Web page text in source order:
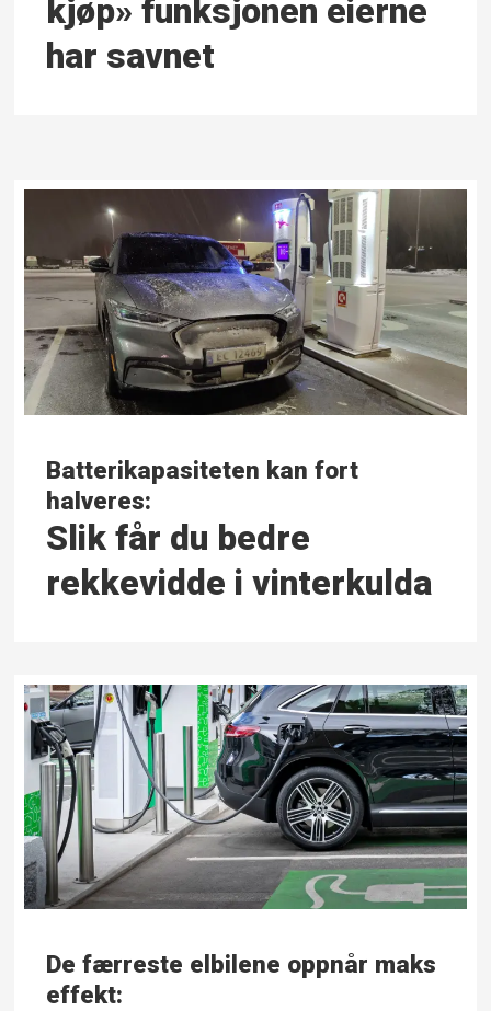
kjøp» funksjonen eierne
har savnet
Batterikapasiteten kan fort
halveres:
Slik får du bedre
rekkevidde i vinterkulda
De færreste elbilene oppnår maks
effekt: